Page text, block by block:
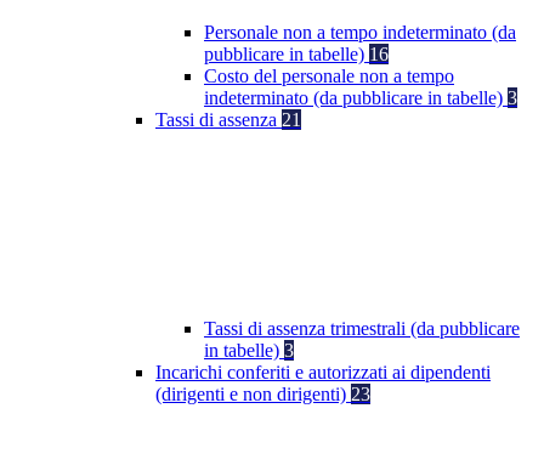
Personale non a tempo indeterminato (da
pubblicare in tabelle) 16
Costo del personale non a tempo
indeterminato (da pubblicare in tabelle) 3
Tassi di assenza 21
Tassi di assenza trimestrali (da pubblicare
in tabelle) 3
Incarichi conferiti e autorizzati ai dipendenti
(dirigenti e non dirigenti) 23